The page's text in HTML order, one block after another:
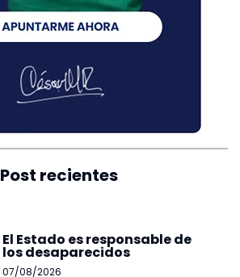
Post recientes
El Estado es responsable de
los desaparecidos
07/08/2026